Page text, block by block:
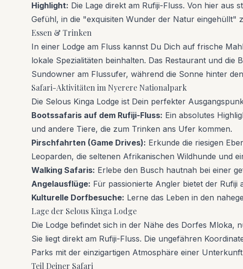
Highlight: Die Lage direkt am Rufiji-Fluss. Von hier aus
Gefühl, in die "exquisiten Wunder der Natur eingehüllt"
Essen & Trinken
In einer Lodge am Fluss kannst Du Dich auf frische
lokale Spezialitäten beinhalten. Das Restaurant und die
Sundowner am Flussufer, während die Sonne hinter
Safari-Aktivitäten im Nyerere Nationalpark
Die Selous Kinga Lodge ist Dein perfekter
Bootssafaris auf dem Rufiji-Fluss: Ein absolutes
und andere Tiere, die zum Trinken ans Ufer kommen.
Pirschfahrten (Game Drives): Erkunde die riesigen
Leoparden, die seltenen Afrikanischen Wildhunde und
Walking Safaris: Erlebe den Busch hautnah bei einer
Angelausflüge: Für passionierte Angler bietet der Rufiji
Kulturelle Dorfbesuche: Lerne das Leben in den
Lage der Selous Kinga Lodge
Die Lodge befindet sich in der Nähe des Dorfes
Sie liegt direkt am Rufiji-Fluss. Die ungefähren
Parks mit der einzigartigen Atmosphäre einer
Teil Deiner Safari